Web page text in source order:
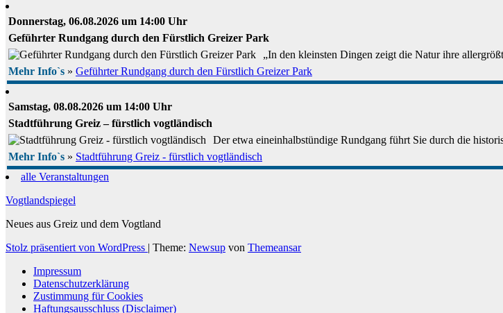
Donnerstag, 06.08.2026 um 14:00 Uhr
Geführter Rundgang durch den Fürstlich Greizer Park
„In den kleinsten Dingen zeigt die Natur ihre
Mehr Info`s » Geführter Rundgang durch den Fürstlich Greizer Park
Samstag, 08.08.2026 um 14:00 Uhr
Stadtführung Greiz – fürstlich vogtländisch
Der etwa eineinhalbstündige Rundgang führt Sie durch die
Mehr Info`s » Stadtführung Greiz - fürstlich vogtländisch
alle Veranstaltungen
Vogtlandspiegel
Neues aus Greiz und dem Vogtland
Stolz präsentiert von WordPress | Theme: Newsup von Themeansar
Impressum
Datenschutzerklärung
Zustimmung für Cookies
Haftungsausschluss (Disclaimer)